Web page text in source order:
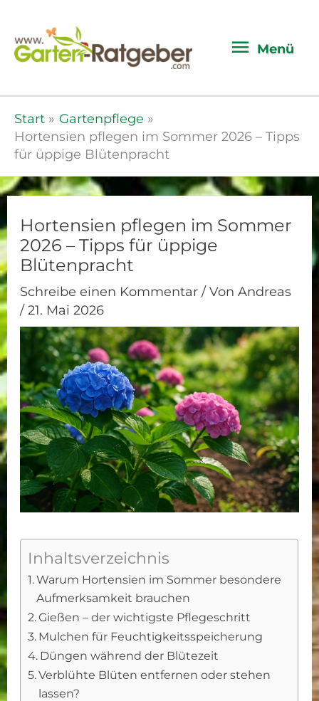
Menü
Start
Gartenpflege
Hortensien pflegen im Sommer 2026 – Tipps
für üppige Blütenpracht
Hortensien pflegen im Sommer
2026 – Tipps für üppige
Blütenpracht
Schreibe einen Kommentar / VonAndreas
/21. Mai 2026
Inhaltsverzeichnis
Warum Hortensien im Sommer besondere
Aufmerksamkeit brauchen
Gießen – der wichtigste Pflegeschritt
Mulchen für Feuchtigkeitsspeicherung
Düngen während der Blütezeit
Verblühte Blüten entfernen oder stehen
lassen?